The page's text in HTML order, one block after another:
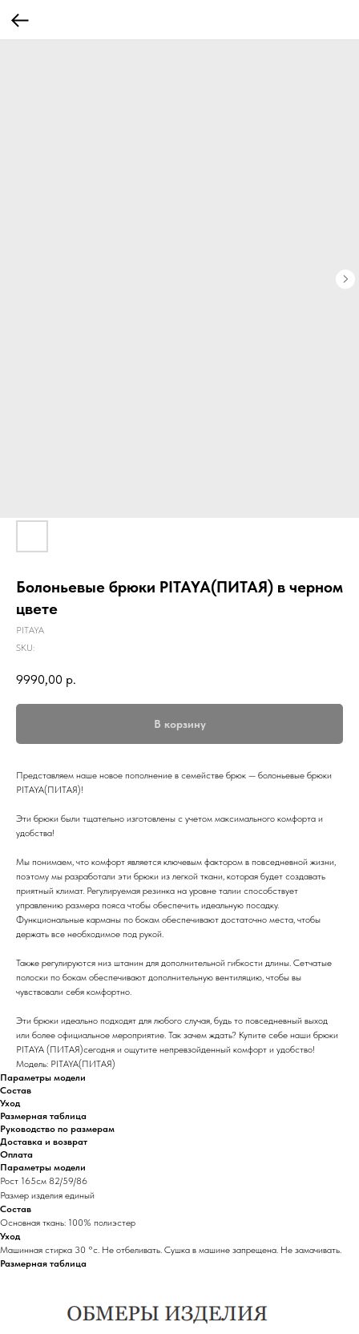
Болоньевые брюки PITAYA(ПИТАЯ) в черном
цвете
PITAYA
SKU:
9990,00 р.
В корзину
Представляем наше новое пополнение в семействе брюк — болоньевые брюки
PITAYA(ПИТАЯ)!
Эти брюки были тщательно изготовлены с учетом максимального комфорта и
удобства!
Мы понимаем, что комфорт является ключевым фактором в повседневной жизни,
поэтому мы разработали эти брюки из легкой ткани, которая будет создавать
приятный климат. Регулируемая резинка на уровне талии способствует
управлению размера пояса чтобы обеспечить идеальную посадку.
Функциональные карманы по бокам обеспечивают достаточно места, чтобы
держать все необходимое под рукой.
Также регулируются низ штанин для дополнительной гибкости длины. Сетчатые
полоски по бокам обеспечивают дополнительную вентиляцию, чтобы вы
чувствовали себя комфортно.
Эти брюки идеально подходят для любого случая, будь то повседневный выход
или более официальное мероприятие. Так зачем ждать? Купите себе наши брюки
PITAYA (ПИТАЯ)сегодня и ощутите непревзойденный комфорт и удобство!
Модель: PITAYA(ПИТАЯ)
Параметры модели
Состав
Уход
Размерная таблица
Руководство по размерам
Доставка и возврат
Оплата
Параметры модели
Рост 165см 82/59/86
Размер изделия единый
Состав
Основная ткань: 100% полиэстер
Уход
Машинная стирка 30 °с. Не отбеливать. Сушка в машине запрещена. Не замачивать.
Размерная таблица